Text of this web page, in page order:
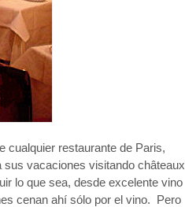
cualquier restaurante de Paris,
sus vacaciones visitando châteaux
lo que sea, desde excelente vino
cenan ahí sólo por el vino. Pero